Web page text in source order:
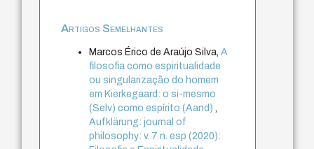
Artigos Semelhantes
Marcos Érico de Araújo Silva,A
filosofia como espiritualidade
ou singularização do homem
em Kierkegaard: o si-mesmo
(Selv) como espírito (Aand),
Aufklärung: journal of
philosophy: v. 7 n. esp (2020):